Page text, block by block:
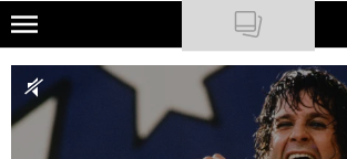
Skip
main
content
NATIONAL GEOGRAPHIC
TRAVELER